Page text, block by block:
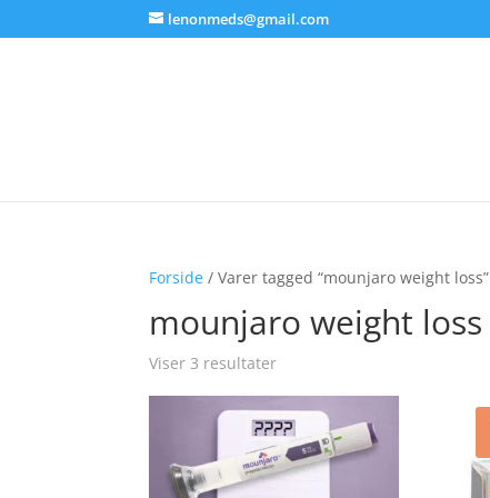
lenonmeds@gmail.com
Forside / Varer tagged “mounjaro weight loss”
mounjaro weight loss
Viser 3 resultater